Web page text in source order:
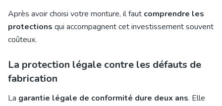
Après avoir choisi votre monture, il faut comprendre les
protections qui accompagnent cet investissement souvent
coûteux.
La protection légale contre les défauts de
fabrication
La garantie légale de conformité dure deux ans. Elle